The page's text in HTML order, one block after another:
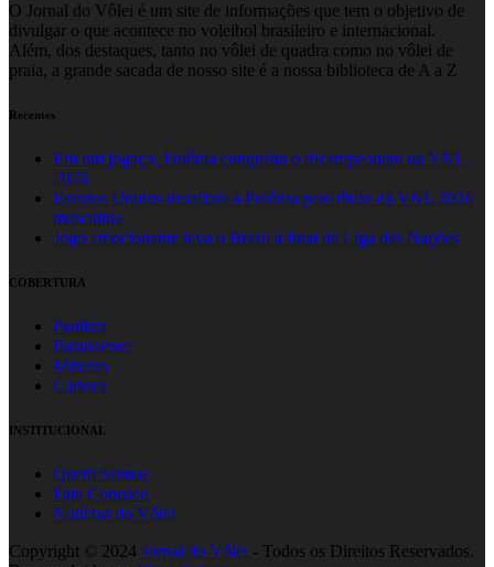
O Jornal do Vôlei é um site de informações que tem o objetivo de
divulgar o que acontece no voleibol brasileiro e internacional.
Além, dos destaques, tanto no vôlei de quadra como no vôlei de
praia, a grande sacada de nosso site é a nossa biblioteca de A a Z
Recentes
Em um jogaço, Polônia conquista o tricampeonato da VNL
2026
Estados Unidos desafiam a Polônia pelo título da VNL 2026
masculina
Jogo emocionante leva o Brasil à final da Liga das Nações
COBERTURA
Paulista
Paranaense
Mineiro
Carioca
INSTITUCIONAL
Quem Somos
Fale Conosco
Notícias do Vôlei
Copyright © 2024 Jornal do Vôlei - Todos os Direitos Reservados.